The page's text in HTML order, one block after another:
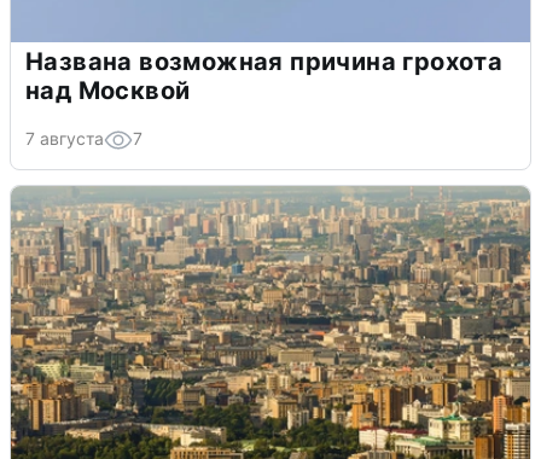
Названа возможная причина грохота
над Москвой
7 августа 7